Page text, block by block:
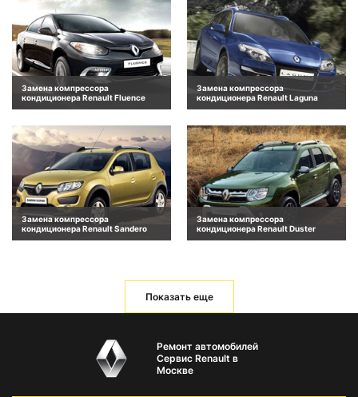
Замена компрессора
кондиционера Renault Fluence
Замена компрессора
кондиционера Renault Laguna
Замена компрессора
кондиционера Renault Sandero
Замена компрессора
кондиционера Renault Duster
Показать еще
Ремонт автомобилей
Сервис Renault в
Москве